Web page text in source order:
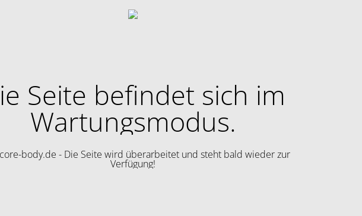
Seite befindet sich im
Wartungsmodus.
body.de - Die Seite wird überarbeitet und steht bald wieder zur
Verfügung!